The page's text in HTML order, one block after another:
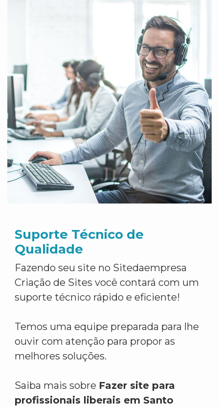
Suporte Técnico de
Qualidade
Fazendo seu site no Sitedaempresa
Criação de Sites você contará com um
suporte técnico rápido e eficiente!
Temos uma equipe preparada para lhe
ouvir com atenção para propor as
melhores soluções.
Saiba mais sobre Fazer site para
profissionais liberais em Santo